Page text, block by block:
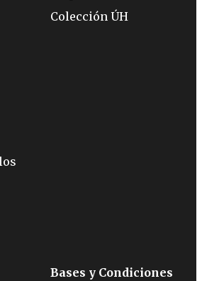
Colección ÚH
Bases y Condiciones